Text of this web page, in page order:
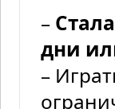
–
дни
–